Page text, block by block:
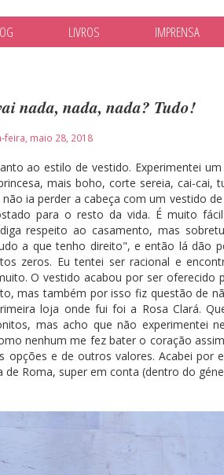
LIVROS IMPRENSA
nada, nada, nada? Tudo!
feira, maio 28, 2018
ao estilo de vestido. Experimentei
mais boho, corte sereia, cai-cai,
ia perder a cabeça com um vestido
para o resto da vida. É muito
respeito ao casamento, mas
a que tenho direito", e então lá dão
zeros. Eu tentei ser racional e
O vestido acabou por ser oferecido
mas também por isso fiz questão de
loja onde fui foi a Rosa Clará.
mas acho que não experimentei
nenhum me fez bater o coração
opções e de outros valores. Acabei por
Roma, super em conta (dentro do